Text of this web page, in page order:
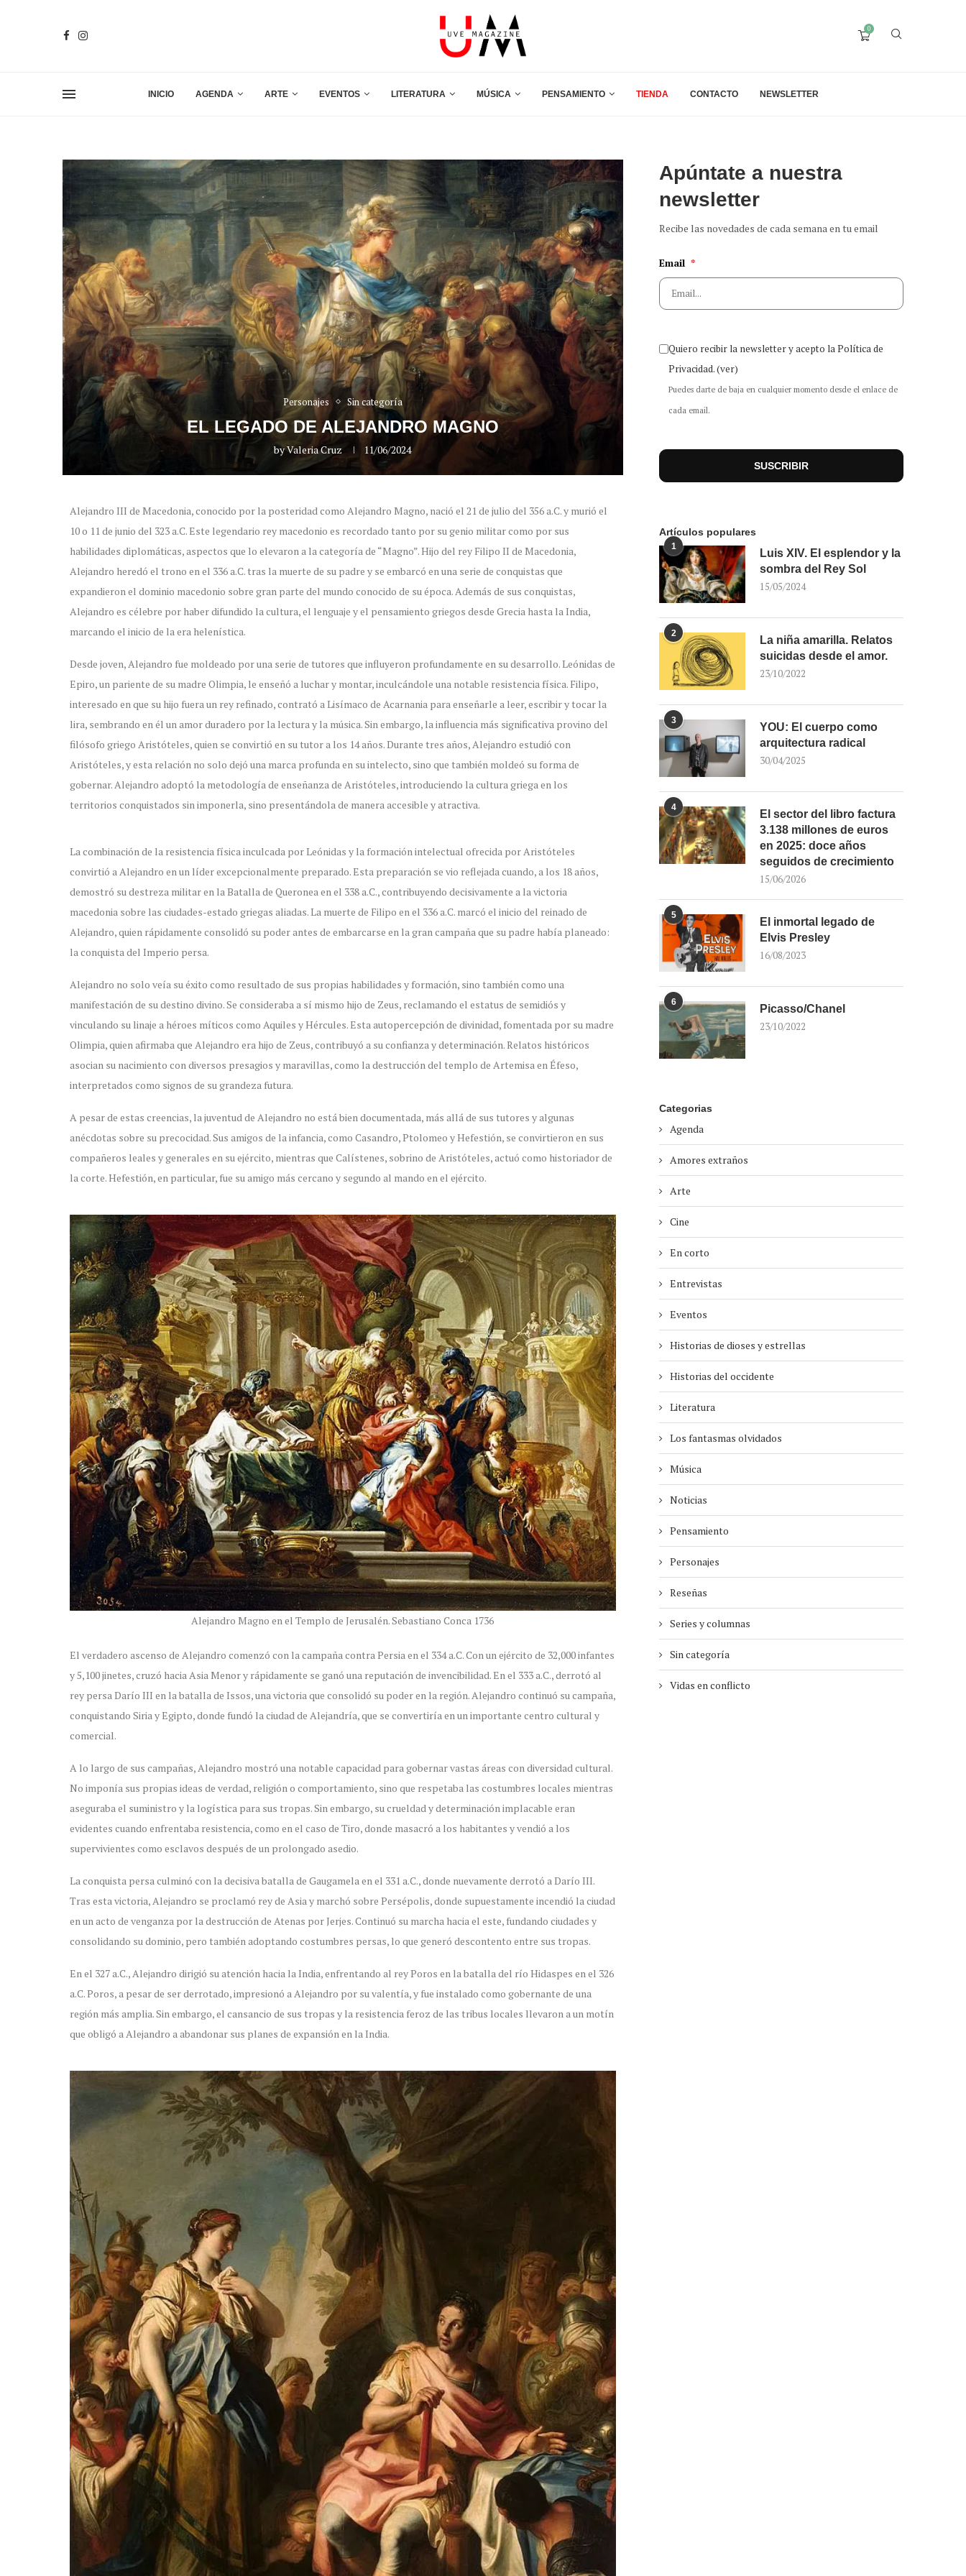
0
INICIO AGENDA ARTE EVENTOS LITERATURA MÚSICA PENSAMIENTO TIENDA CONTACTO NEWSLETTER
Personajes Sin categoría
EL LEGADO DE ALEJANDRO MAGNO
byValeria Cruz 11/06/2024
Alejandro III de Macedonia, conocido por la posteridad como Alejandro Magno, nació el 21 de julio del 356 a.C. y murió el
10 o 11 de junio del 323 a.C. Este legendario rey macedonio es recordado tanto por su genio militar como por sus
habilidades diplomáticas, aspectos que lo elevaron a la categoría de “Magno”. Hijo del rey Filipo II de Macedonia,
Alejandro heredó el trono en el 336 a.C. tras la muerte de su padre y se embarcó en una serie de conquistas que
expandieron el dominio macedonio sobre gran parte del mundo conocido de su época. Además de sus conquistas,
Alejandro es célebre por haber difundido la cultura, el lenguaje y el pensamiento griegos desde Grecia hasta la India,
marcando el inicio de la era helenística.
Desde joven, Alejandro fue moldeado por una serie de tutores que influyeron profundamente en su desarrollo. Leónidas de
Epiro, un pariente de su madre Olimpia, le enseñó a luchar y montar, inculcándole una notable resistencia física. Filipo,
interesado en que su hijo fuera un rey refinado, contrató a Lisímaco de Acarnania para enseñarle a leer, escribir y tocar la
lira, sembrando en él un amor duradero por la lectura y la música. Sin embargo, la influencia más significativa provino del
filósofo griego Aristóteles, quien se convirtió en su tutor a los 14 años. Durante tres años, Alejandro estudió con
Aristóteles, y esta relación no solo dejó una marca profunda en su intelecto, sino que también moldeó su forma de
gobernar. Alejandro adoptó la metodología de enseñanza de Aristóteles, introduciendo la cultura griega en los
territorios conquistados sin imponerla, sino presentándola de manera accesible y atractiva.
La combinación de la resistencia física inculcada por Leónidas y la formación intelectual ofrecida por Aristóteles
convirtió a Alejandro en un líder excepcionalmente preparado. Esta preparación se vio reflejada cuando, a los 18 años,
demostró su destreza militar en la Batalla de Queronea en el 338 a.C., contribuyendo decisivamente a la victoria
macedonia sobre las ciudades-estado griegas aliadas. La muerte de Filipo en el 336 a.C. marcó el inicio del reinado de
Alejandro, quien rápidamente consolidó su poder antes de embarcarse en la gran campaña que su padre había planeado:
la conquista del Imperio persa.
Alejandro no solo veía su éxito como resultado de sus propias habilidades y formación, sino también como una
manifestación de su destino divino. Se consideraba a sí mismo hijo de Zeus, reclamando el estatus de semidiós y
vinculando su linaje a héroes míticos como Aquiles y Hércules. Esta autopercepción de divinidad, fomentada por su madre
Olimpia, quien afirmaba que Alejandro era hijo de Zeus, contribuyó a su confianza y determinación. Relatos históricos
asocian su nacimiento con diversos presagios y maravillas, como la destrucción del templo de Artemisa en Éfeso,
interpretados como signos de su grandeza futura.
A pesar de estas creencias, la juventud de Alejandro no está bien documentada, más allá de sus tutores y algunas
anécdotas sobre su precocidad. Sus amigos de la infancia, como Casandro, Ptolomeo y Hefestión, se convirtieron en sus
compañeros leales y generales en su ejército, mientras que Calístenes, sobrino de Aristóteles, actuó como historiador de
la corte. Hefestión, en particular, fue su amigo más cercano y segundo al mando en el ejército.
Alejandro Magno en el Templo de Jerusalén. Sebastiano Conca 1736
El verdadero ascenso de Alejandro comenzó con la campaña contra Persia en el 334 a.C. Con un ejército de 32,000 infantes
y 5,100 jinetes, cruzó hacia Asia Menor y rápidamente se ganó una reputación de invencibilidad. En el 333 a.C., derrotó al
rey persa Darío III en la batalla de Issos, una victoria que consolidó su poder en la región. Alejandro continuó su campaña,
conquistando Siria y Egipto, donde fundó la ciudad de Alejandría, que se convertiría en un importante centro cultural y
comercial.
A lo largo de sus campañas, Alejandro mostró una notable capacidad para gobernar vastas áreas con diversidad cultural.
No imponía sus propias ideas de verdad, religión o comportamiento, sino que respetaba las costumbres locales mientras
aseguraba el suministro y la logística para sus tropas. Sin embargo, su crueldad y determinación implacable eran
evidentes cuando enfrentaba resistencia, como en el caso de Tiro, donde masacró a los habitantes y vendió a los
supervivientes como esclavos después de un prolongado asedio.
La conquista persa culminó con la decisiva batalla de Gaugamela en el 331 a.C., donde nuevamente derrotó a Darío III.
Tras esta victoria, Alejandro se proclamó rey de Asia y marchó sobre Persépolis, donde supuestamente incendió la ciudad
en un acto de venganza por la destrucción de Atenas por Jerjes. Continuó su marcha hacia el este, fundando ciudades y
consolidando su dominio, pero también adoptando costumbres persas, lo que generó descontento entre sus tropas.
En el 327 a.C., Alejandro dirigió su atención hacia la India, enfrentando al rey Poros en la batalla del río Hidaspes en el 326
a.C. Poros, a pesar de ser derrotado, impresionó a Alejandro por su valentía, y fue instalado como gobernante de una
región más amplia. Sin embargo, el cansancio de sus tropas y la resistencia feroz de las tribus locales llevaron a un motín
que obligó a Alejandro a abandonar sus planes de expansión en la India.
Apúntate a nuestra
newsletter
Recibe las novedades de cada semana en tu email
Email *
Quiero recibir la newsletter y acepto la Política de
Privacidad.(ver)
Puedes darte de baja en cualquier momento desde el enlace de
cada email.
Artículos populares
1
Luis XIV. El esplendor y la
sombra del Rey Sol
15/05/2024
2
La niña amarilla. Relatos
suicidas desde el amor.
23/10/2022
3
YOU: El cuerpo como
arquitectura radical
30/04/2025
4
El sector del libro factura
3.138 millones de euros
en 2025: doce años
seguidos de crecimiento
15/06/2026
5
El inmortal legado de
Elvis Presley
16/08/2023
6
Picasso/Chanel
23/10/2022
Categorias
Agenda
Amores extraños
Arte
Cine
En corto
Entrevistas
Eventos
Historias de dioses y estrellas
Historias del occidente
Literatura
Los fantasmas olvidados
Música
Noticias
Pensamiento
Personajes
Reseñas
Series y columnas
Sin categoría
Vidas en conflicto